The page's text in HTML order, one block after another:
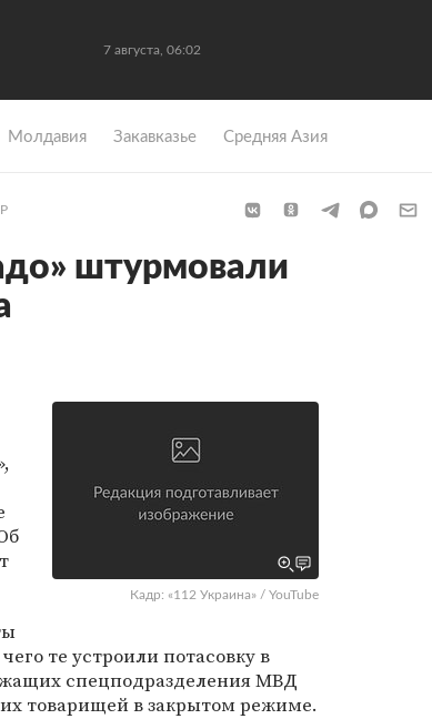
7 августа, 06:02
Молдавия Закавказье Средняя Азия
штурмовали
Кадр: «112 Украина» / YouTube
те устроили потасовку в
спецподразделения МВД
товарищей в закрытом режиме.